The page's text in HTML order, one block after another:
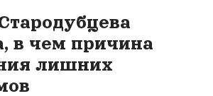
в чем причина
лишних